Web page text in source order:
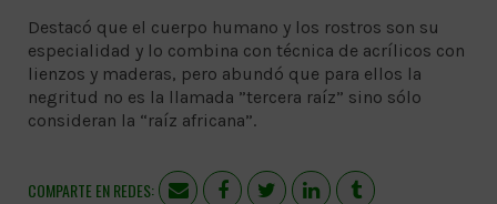
Destacó que el cuerpo humano y los rostros son su
especialidad y lo combina con técnica de acrílicos con
lienzos y maderas, pero abundó que para ellos la
negritud no es la llamada ”tercera raíz” sino sólo
consideran la “raíz africana”.
COMPARTE EN REDES: